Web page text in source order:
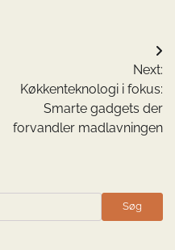
Next:
Køkkenteknologi i fokus:
Smarte gadgets der
forvandler madlavningen
Søg